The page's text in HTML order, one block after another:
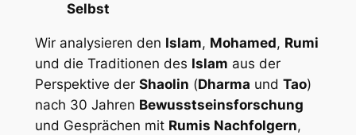
Selbst
Wir analysieren den Islam, Mohamed, Rumi
und die Traditionen des Islam aus der
Perspektive der Shaolin (Dharma und Tao)
nach 30 Jahren Bewusstseinsforschung
und Gesprächen mit Rumis Nachfolgern,